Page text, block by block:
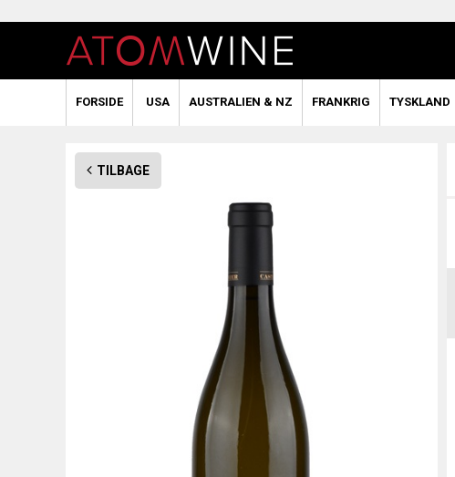
FORSIDE USA AUSTRALIEN & NZ FRANKRIG TYSKLAND
TILBAGE